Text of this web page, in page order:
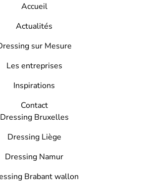
Accueil
Actualités
sur Mesure
Les entreprises
Inspirations
Contact
Dressing Bruxelles
Dressing Liège
Dressing Namur
Brabant wallon